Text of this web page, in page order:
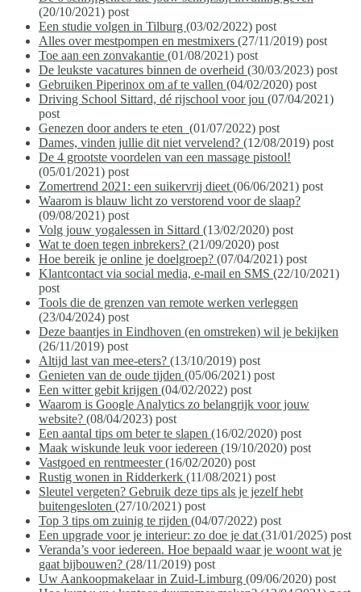
(20/10/2021) post
Een studie volgen in Tilburg (03/02/2022) post
Alles over mestpompen en mestmixers (27/11/2019) post
Toe aan een zonvakantie (01/08/2021) post
De leukste vacatures binnen de overheid (30/03/2023) post
Gebruiken Piperinox om af te vallen (04/02/2020) post
Driving School Sittard, dé rijschool voor jou (07/04/2021)
post
Genezen door anders te eten (01/07/2022) post
Dames, vinden jullie dit niet vervelend? (12/08/2019) post
De 4 grootste voordelen van een massage pistool!
(05/01/2021) post
Zomertrend 2021: een suikervrij dieet (06/06/2021) post
Waarom is blauw licht zo verstorend voor de slaap?
(09/08/2021) post
Volg jouw yogalessen in Sittard (13/02/2020) post
Wat te doen tegen inbrekers? (21/09/2020) post
Hoe bereik je online je doelgroep? (07/04/2021) post
Klantcontact via social media, e-mail en SMS (22/10/2021)
post
Tools die de grenzen van remote werken verleggen
(23/04/2024) post
Deze baantjes in Eindhoven (en omstreken) wil je bekijken
(26/11/2019) post
Altijd last van mee-eters? (13/10/2019) post
Genieten van de oude tijden (05/06/2021) post
Een witter gebit krijgen (04/02/2022) post
Waarom is Google Analytics zo belangrijk voor jouw
website? (08/04/2023) post
Een aantal tips om beter te slapen (16/02/2020) post
Maak wiskunde leuk voor iedereen (19/10/2020) post
Vastgoed en rentmeester(16/02/2020) post
Rustig wonen in Ridderkerk (11/08/2021) post
Sleutel vergeten? Gebruik deze tips als je jezelf hebt
buitengesloten (27/10/2021) post
Top 3 tips om zuinig te rijden (04/07/2022) post
Een upgrade voor je interieur: zo doe je dat (31/01/2025) post
Veranda’s voor iedereen. Hoe bepaald waar je woont wat je
gaat bijbouwen? (28/11/2019) post
Uw Aankoopmakelaar in Zuid-Limburg (09/06/2020) post